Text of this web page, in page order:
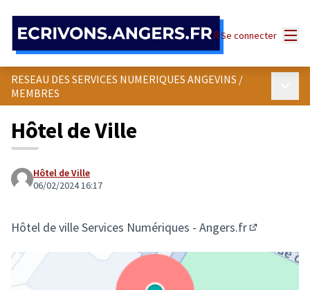
Se connecter
RESEAU DES SERVICES NUMERIQUES ANGEVINS /
MEMBRES
Hôtel de Ville
Hôtel de Ville
06/02/2024 16:17
Hôtel de ville Services Numériques - Angers.fr